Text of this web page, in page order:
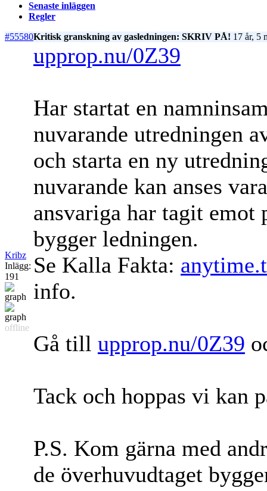
Senaste inläggen
Regler
#55580Kritisk granskning av gasledningen: SKRIV PÅ! 17 år, 5
Kribz
Inlägg:
191
offline
upprop.nu/0Z39
Har startat en
nuvarande utredningen
och starta en ny
nuvarande kan anses
ansvariga har tagit emot
bygger ledningen.
Se Kalla Fakta:
info.
Gå till upprop.nu/0Z39
Tack och hoppas vi kan
P.S. Kom gärna med
de överhuvudtaget